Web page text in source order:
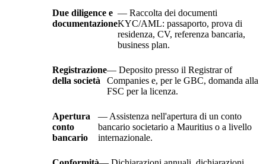
Due diligence e
documentazione
— Raccolta dei documenti
KYC/AML: passaporto, prova di
residenza, CV, referenza bancaria,
business plan.
Registrazione
della società
— Deposito presso il Registrar of
Companies e, per le GBC, domanda alla
FSC per la licenza.
Apertura
conto
bancario
— Assistenza nell'apertura di un conto
bancario societario a Mauritius o a livello
internazionale.